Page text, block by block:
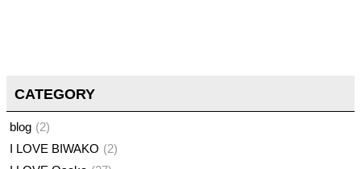
CATEGORY
blog
2
I LOVE BIWAKO
2